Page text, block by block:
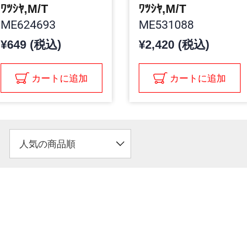
ﾜﾂｼﾔ,M/T
ME624693
¥649 (税込)
カートに追加
ﾜﾂｼﾔ,M/T
ME531088
¥2,420 (税込)
カートに追加
人気の商品順